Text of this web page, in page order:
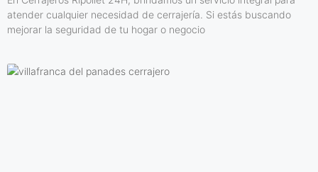
atender cualquier necesidad de cerrajería. Si estás buscando
mejorar la seguridad de tu hogar o negocio